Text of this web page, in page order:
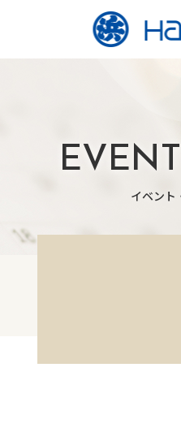
イベント